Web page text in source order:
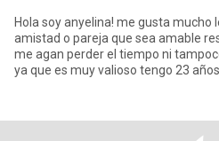
Hola soy anyelina! me gusta mucho
amistad o pareja que sea amable
me agan perder el tiempo ni
ya que es muy valioso tengo 23